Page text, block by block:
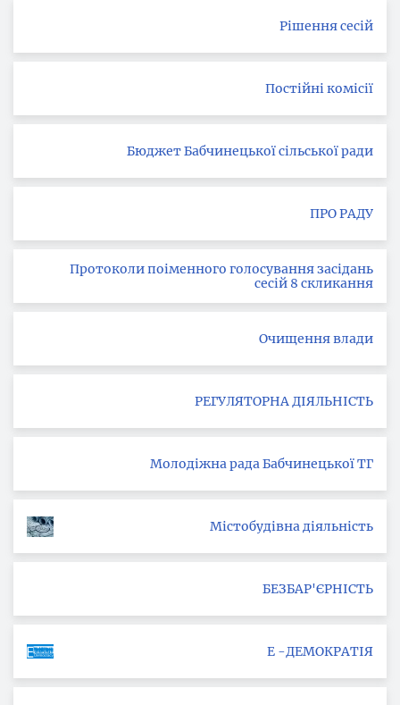
Рішення сесій
Постійні комісії
Бюджет Бабчинецької сільської ради
ПРО РАДУ
Протоколи поіменного голосування засідань
сесій 8 скликання
Очищення влади
РЕГУЛЯТОРНА ДІЯЛЬНІСТЬ
Молодіжна рада Бабчинецької ТГ
Містобудівна діяльність
БЕЗБАР'ЄРНІСТЬ
Е -ДЕМОКРАТІЯ